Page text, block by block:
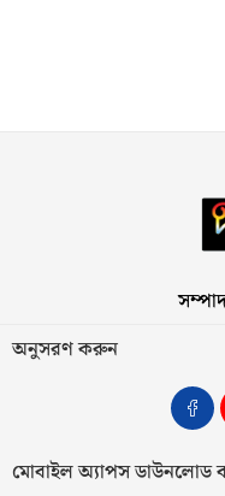
অনুসরণ করুন
মোবাইল অ্যাপস ডাউনলোড